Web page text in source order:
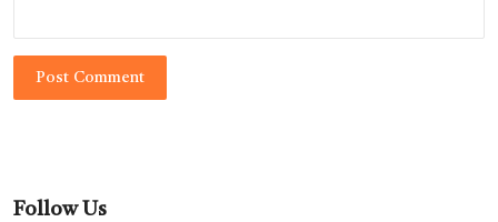
Post Comment
Follow Us